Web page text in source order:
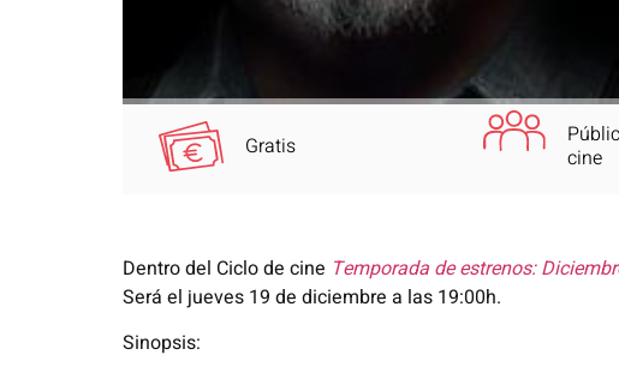
Gratis
cine
Dentro del Ciclo de cine Temporada de estrenos:
Será el jueves 19 de diciembre a las 19:00h.
Sinopsis: